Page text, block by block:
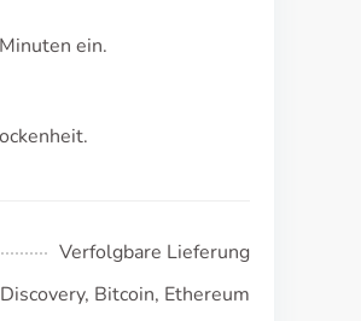
ein.
Verfolgbare Lieferung
Bitcoin, Ethereum